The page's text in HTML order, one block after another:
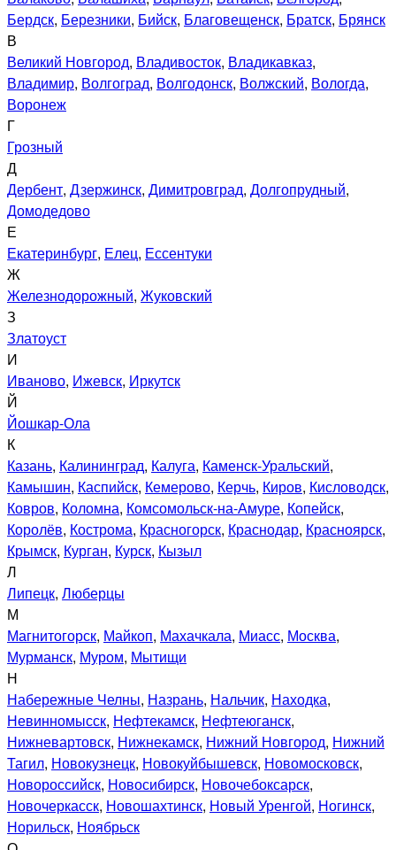
Бердск, Березники, Бийск, Благовещенск, Братск, Брянск
В
Великий Новгород, Владивосток, Владикавказ,
Владимир, Волгоград, Волгодонск, Волжский, Вологда,
Воронеж
Г
Грозный
Д
Дербент, Дзержинск, Димитровград, Долгопрудный,
Домодедово
Е
Екатеринбург, Елец, Ессентуки
Ж
Железнодорожный, Жуковский
З
Златоуст
И
Иваново, Ижевск, Иркутск
Й
Йошкар-Ола
К
Казань, Калининград, Калуга, Каменск-Уральский,
Камышин, Каспийск, Кемерово, Керчь, Киров, Кисловодск,
Ковров, Коломна, Комсомольск-на-Амуре, Копейск,
Королёв, Кострома, Красногорск, Краснодар, Красноярск,
Крымск, Курган, Курск, Кызыл
Л
Липецк, Люберцы
М
Магнитогорск, Майкоп, Махачкала, Миасс, Москва,
Мурманск, Муром, Мытищи
Н
Набережные Челны, Назрань, Нальчик, Находка,
Невинномысск, Нефтекамск, Нефтеюганск,
Нижневартовск, Нижнекамск, Нижний Новгород, Нижний
Тагил, Новокузнецк, Новокуйбышевск, Новомосковск,
Новороссийск, Новосибирск, Новочебоксарск,
Новочеркасск, Новошахтинск, Новый Уренгой, Ногинск,
Норильск, Ноябрьск